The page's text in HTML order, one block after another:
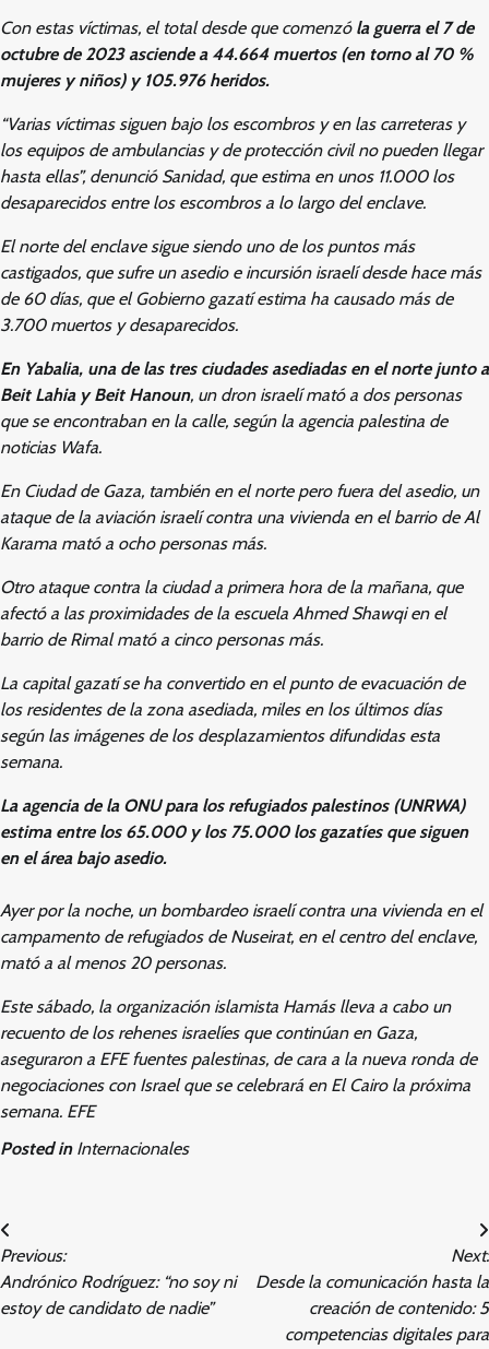
Con estas víctimas, el total desde que comenzóla guerra el 7 de
octubre de 2023 asciende a 44.664 muertos (en torno al 70 %
mujeres y niños) y 105.976 heridos.
“Varias víctimas siguen bajo los escombros y en las carreteras y
los equipos de ambulancias y de protección civil no pueden llegar
hasta ellas”, denunció Sanidad, que estima en unos 11.000 los
desaparecidos entre los escombros a lo largo del enclave.
El norte del enclave sigue siendo uno de los puntos más
castigados, que sufre un asedio e incursión israelí desde hace más
de 60 días, que el Gobierno gazatí estima ha causado más de
3.700 muertos y desaparecidos.
En Yabalia, una de las tres ciudades asediadas en el norte junto a
Beit Lahia y Beit Hanoun, un dron israelí mató a dos personas
que se encontraban en la calle, según la agencia palestina de
noticias Wafa.
En Ciudad de Gaza, también en el norte pero fuera del asedio, un
ataque de la aviación israelí contra una vivienda en el barrio de Al
Karama mató a ocho personas más.
Otro ataque contra la ciudad a primera hora de la mañana, que
afectó a las proximidades de la escuela Ahmed Shawqi en el
barrio de Rimal mató a cinco personas más.
La capital gazatí se ha convertido en el punto de evacuación de
los residentes de la zona asediada, miles en los últimos días
según las imágenes de los desplazamientos difundidas esta
semana.
La agencia de la ONU para los refugiados palestinos (UNRWA)
estima entre los 65.000 y los 75.000 los gazatíes que siguen
en el área bajo asedio.
Ayer por la noche, un bombardeo israelí contra una vivienda en el
campamento de refugiados de Nuseirat, en el centro del enclave,
mató a al menos 20 personas.
Este sábado, la organización islamista Hamás lleva a cabo un
recuento de los rehenes israelíes que continúan en Gaza,
aseguraron a EFE fuentes palestinas, de cara a la nueva ronda de
negociaciones con Israel que se celebrará en El Cairo la próxima
semana. EFE
Posted in Internacionales
Post
navigation
Previous:
Andrónico Rodríguez: “no soy ni
estoy de candidato de nadie”
Next:
Desde la comunicación hasta la
creación de contenido: 5
competencias digitales para